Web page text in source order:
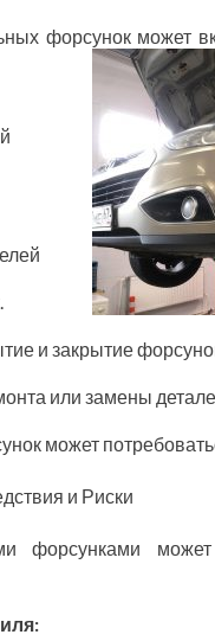
форсунок может
и закрытие
или замены
может
и Риски
форсунками